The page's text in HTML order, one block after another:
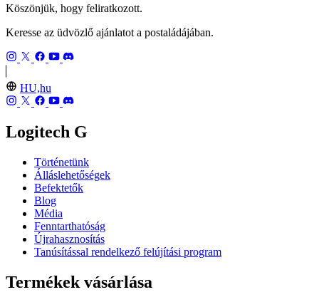
Köszönjük, hogy feliratkozott.
Keresse az üdvözlő ajánlatot a postaládájában.
HU,hu
Logitech G
Történetünk
Álláslehetőségek
Befektetők
Blog
Média
Fenntarthatóság
Újrahasznosítás
Tanúsítással rendelkező felújítási program
Termékek vásárlása